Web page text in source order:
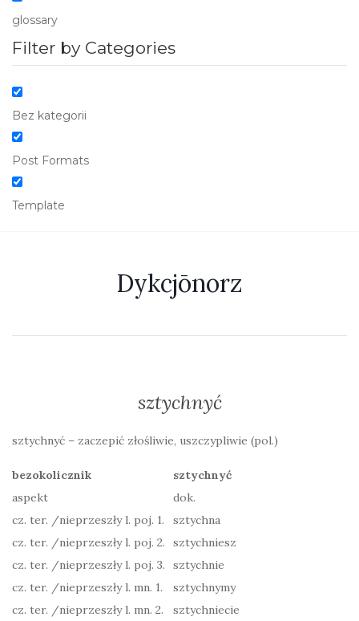
glossary
Filter by Categories
Bez kategorii
Post Formats
Template
Dykcjōnorz
sztychnyć
sztychnyć – zaczepić złośliwie, uszczypliwie (pol.)
bezokolicznik
sztychnyć
aspekt
dok.
cz. ter. /nieprzeszły l. poj. 1.
sztychna
cz. ter. /nieprzeszły l. poj. 2.
sztychniesz
cz. ter. /nieprzeszły l. poj. 3.
sztychnie
cz. ter. /nieprzeszły l. mn. 1.
sztychnymy
cz. ter. /nieprzeszły l. mn. 2.
sztychniecie